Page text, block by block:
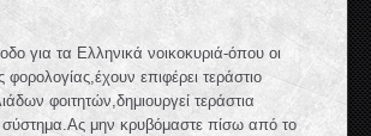
για τα Ελληνικά νοικοκυριά-όπου οι
επιφέρει τεράστιο
φοιτητών,δημιουργεί τεράστια
σύστημα.Ας μην κρυβόμαστε πίσω από το